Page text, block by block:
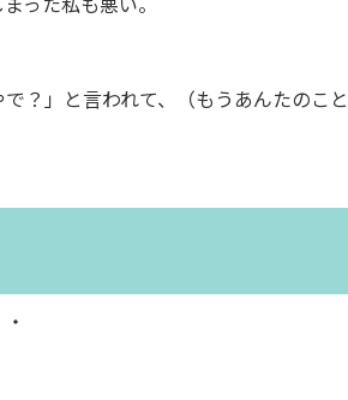
？」と言われて、（もうあんたのこと